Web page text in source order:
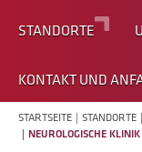
STANDORTE
KONTAKT UND
STARTSEITE STANDORTE
NEUROLOGISCHE